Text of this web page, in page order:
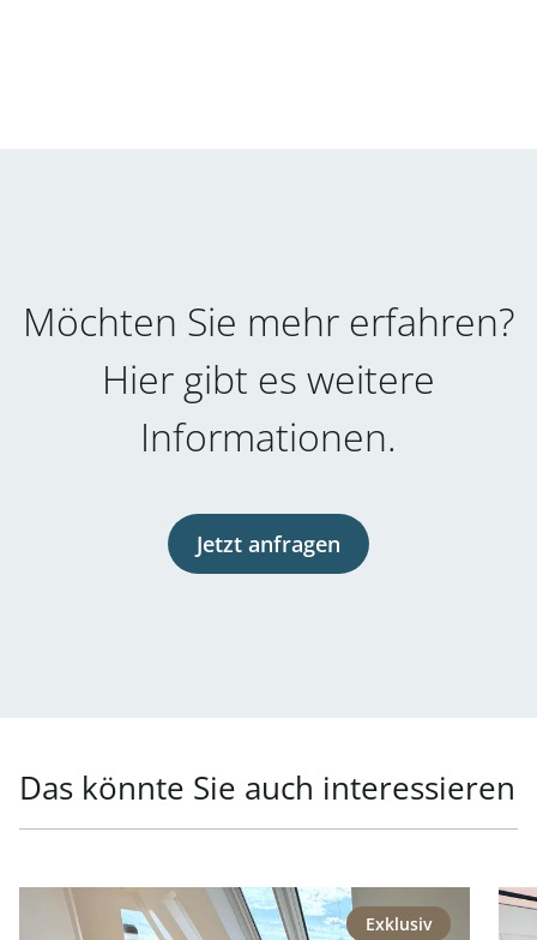
Möchten Sie mehr erfahren?
Hier gibt es weitere
Informationen.
Jetzt anfragen
Das könnte Sie auch interessieren
Link zur Seite Repräsentative Lage - Generalsaniertes
Exklusiv